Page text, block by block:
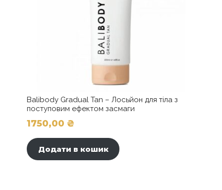
Balibody Gradual Tan – Лосьйон для тіла з
поступовим ефектом засмаги
1750,00 ₴
Додати в кошик